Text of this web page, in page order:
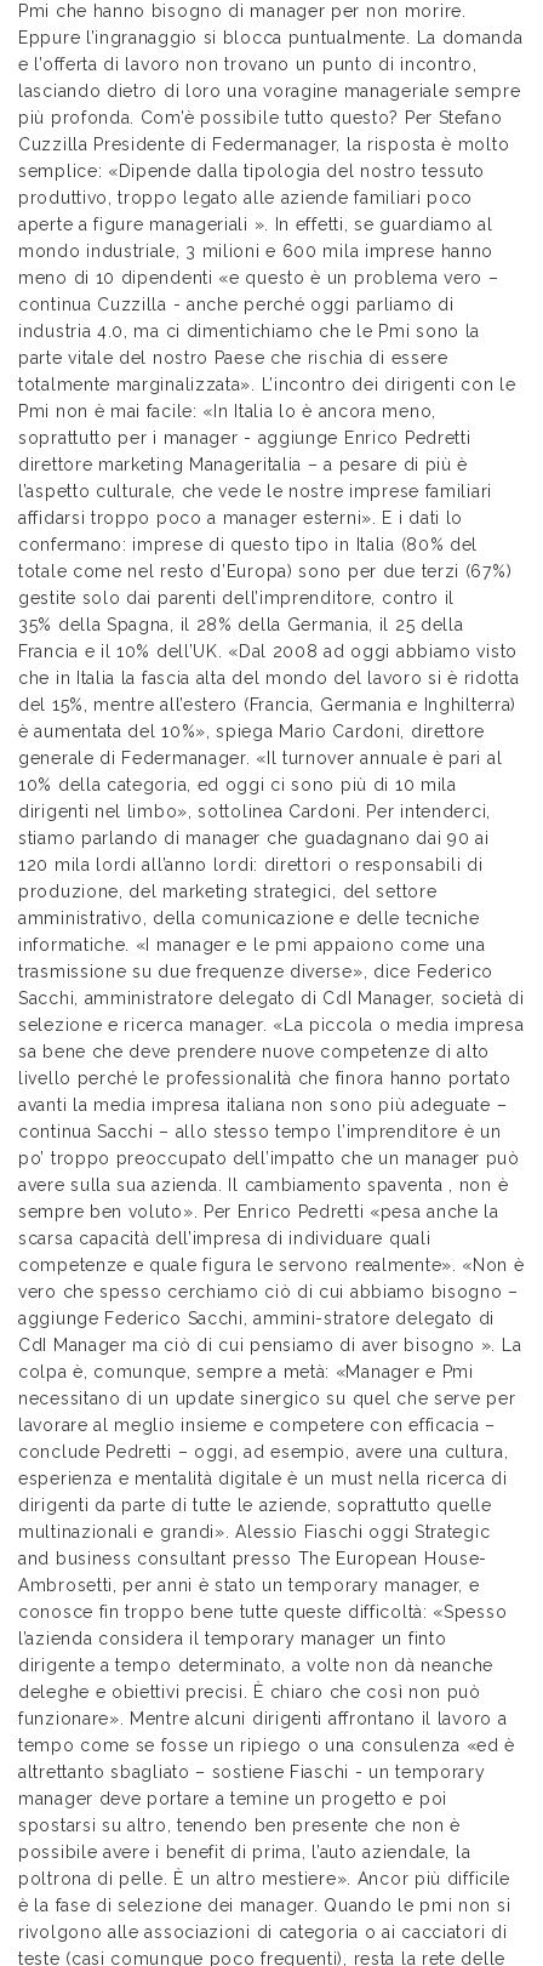
Pmi che hanno bisogno di manager per non morire.
Eppure l’ingranaggio si blocca puntualmente. La domanda
e l’offerta di lavoro non trovano un punto di incontro,
lasciando dietro di loro una voragine manageriale sempre
più profonda. Com’è possibile tutto questo? Per Stefano
Cuzzilla Presidente di Federmanager, la risposta è molto
semplice: «Dipende dalla tipologia del nostro tessuto
produttivo, troppo legato alle aziende familiari poco
aperte a figure manageriali ». In effetti, se guardiamo al
mondo industriale, 3 milioni e 600 mila imprese hanno
meno di 10 dipendenti «e questo è un problema vero –
continua Cuzzilla - anche perché oggi parliamo di
industria 4.0, ma ci dimentichiamo che le Pmi sono la
parte vitale del nostro Paese che rischia di essere
totalmente marginalizzata». L’incontro dei dirigenti con le
Pmi non è mai facile: «In Italia lo è ancora meno,
soprattutto per i manager - aggiunge Enrico Pedretti
direttore marketing Manageritalia – a pesare di più è
l’aspetto culturale, che vede le nostre imprese familiari
affidarsi troppo poco a manager esterni». E i dati lo
confermano: imprese di questo tipo in Italia (80% del
totale come nel resto d’Europa) sono per due terzi (67%)
gestite solo dai parenti dell’imprenditore, contro il
35% della Spagna, il 28% della Germania, il 25 della
Francia e il 10% dell’UK. «Dal 2008 ad oggi abbiamo visto
che in Italia la fascia alta del mondo del lavoro si è ridotta
del 15%, mentre all’estero (Francia, Germania e Inghilterra)
è aumentata del 10%», spiega Mario Cardoni, direttore
generale di Federmanager. «Il turnover annuale è pari al
10% della categoria, ed oggi ci sono più di 10 mila
dirigenti nel limbo», sottolinea Cardoni. Per intenderci,
stiamo parlando di manager che guadagnano dai 90 ai
120 mila lordi all’anno lordi: direttori o responsabili di
produzione, del marketing strategici, del settore
amministrativo, della comunicazione e delle tecniche
informatiche. «I manager e le pmi appaiono come una
trasmissione su due frequenze diverse», dice Federico
Sacchi, amministratore delegato di CdI Manager, società di
selezione e ricerca manager. «La piccola o media impresa
sa bene che deve prendere nuove competenze di alto
livello perché le professionalità che finora hanno portato
avanti la media impresa italiana non sono più adeguate –
continua Sacchi – allo stesso tempo l’imprenditore è un
po’ troppo preoccupato dell’impatto che un manager può
avere sulla sua azienda. Il cambiamento spaventa , non è
sempre ben voluto». Per Enrico Pedretti «pesa anche la
scarsa capacità dell’impresa di individuare quali
competenze e quale figura le servono realmente». «Non è
vero che spesso cerchiamo ciò di cui abbiamo bisogno –
aggiunge Federico Sacchi, ammini-stratore delegato di
CdI Manager ma ciò di cui pensiamo di aver bisogno ». La
colpa è, comunque, sempre a metà: «Manager e Pmi
necessitano di un update sinergico su quel che serve per
lavorare al meglio insieme e competere con efficacia –
conclude Pedretti – oggi, ad esempio, avere una cultura,
esperienza e mentalità digitale è un must nella ricerca di
dirigenti da parte di tutte le aziende, soprattutto quelle
multinazionali e grandi». Alessio Fiaschi oggi Strategic
and business consultant presso The European House-
Ambrosetti, per anni è stato un temporary manager, e
conosce fin troppo bene tutte queste difficoltà: «Spesso
l’azienda considera il temporary manager un finto
dirigente a tempo determinato, a volte non dà neanche
deleghe e obiettivi precisi. È chiaro che così non può
funzionare». Mentre alcuni dirigenti affrontano il lavoro a
tempo come se fosse un ripiego o una consulenza «ed è
altrettanto sbagliato – sostiene Fiaschi - un temporary
manager deve portare a temine un progetto e poi
spostarsi su altro, tenendo ben presente che non è
possibile avere i benefit di prima, l’auto aziendale, la
poltrona di pelle. È un altro mestiere». Ancor più difficile
è la fase di selezione dei manager. Quando le pmi non si
rivolgono alle associazioni di categoria o ai cacciatori di
teste (casi comunque poco frequenti), resta la rete delle